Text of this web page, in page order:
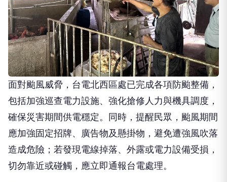
面對颱風威脅，台電北西區處已完成各項防颱整備，
包括加強巡查電力設施、強化搶修人力與機具調度，
確保災害期間供電穩定。同時，提醒民眾，颱風期間
應加強固定招牌、廣告物及懸掛物，避免遭強風吹落
造成危險；若發現電線掉落、外露或電力設備受損，
切勿靠近或碰觸，應立即通報台電處理。